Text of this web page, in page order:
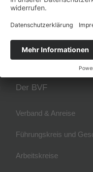
swisspor Deutschland
Der BVF
Verband & Anreise
Führungskreis und
Arbeitskreise